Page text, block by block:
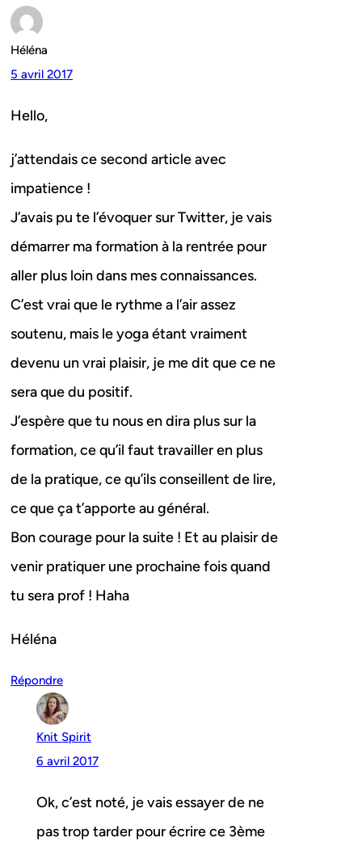
Héléna
5 avril 2017
Hello,
j’attendais ce second article avec
impatience !
J’avais pu te l’évoquer sur Twitter, je vais
démarrer ma formation à la rentrée pour
aller plus loin dans mes connaissances.
C’est vrai que le rythme a l’air assez
soutenu, mais le yoga étant vraiment
devenu un vrai plaisir, je me dit que ce ne
sera que du positif.
J’espère que tu nous en dira plus sur la
formation, ce qu’il faut travailler en plus
de la pratique, ce qu’ils conseillent de lire,
ce que ça t’apporte au général.
Bon courage pour la suite ! Et au plaisir de
venir pratiquer une prochaine fois quand
tu sera prof ! Haha
Héléna
Répondre
Knit Spirit
6 avril 2017
Ok, c’est noté, je vais essayer de ne
pas trop tarder pour écrire ce 3ème